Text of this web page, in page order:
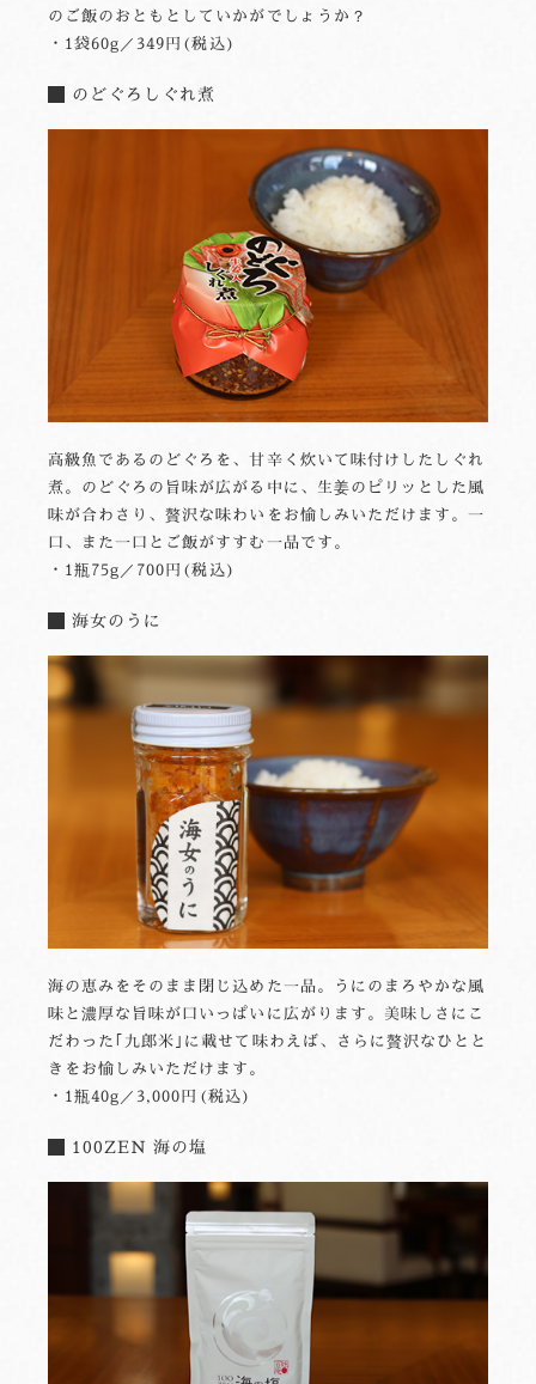
のご飯のおともとしていかがでしょうか？
・1袋60g／349円(税込)
のどぐろしぐれ煮
高級魚であるのどぐろを、甘辛く炊いて味付けしたしぐれ
煮。のどぐろの旨味が広がる中に、生姜のピリッとした風
味が合わさり、贅沢な味わいをお愉しみいただけます。一
口、また一口とご飯がすすむ一品です。
・1瓶75g／700円(税込)
海女のうに
海の恵みをそのまま閉じ込めた一品。うにのまろやかな風
味と濃厚な旨味が口いっぱいに広がります。美味しさにこ
だわった｢九郎米｣に載せて味わえば、さらに贅沢なひとと
きをお愉しみいただけます。
・1瓶40g／3,000円(税込)
100ZEN 海の塩